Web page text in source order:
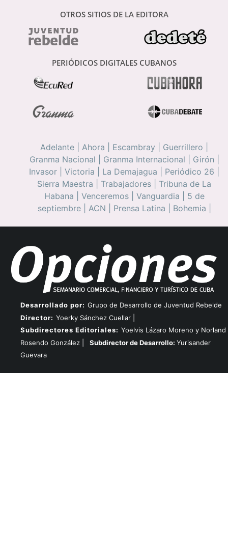
OTROS SITIOS DE LA EDITORA
PERIÓDICOS DIGITALES CUBANOS
Adelante Ahora Escambray Guerrillero
Granma Nacional
Granma Internacional Girón
Invasor
Victoria La Demajagua Periódico 26
Sierra Maestra
Trabajadores
Tribuna de La
Habana
Venceremos| Vanguardia
5 de
septiembre| ACN Prensa Latina Bohemia
Desarrollado por: Grupo de Desarrollo de Juventud Rebelde
Director: Yoerky Sánchez Cuellar |
Subdirectores Editoriales: Yoelvis Lázaro Moreno y Norland
Rosendo González |
Subdirector de Desarrollo: Yurisander
Guevara